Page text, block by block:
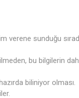
verene sunduğu
bu bilgilerin
biliniyor olması.